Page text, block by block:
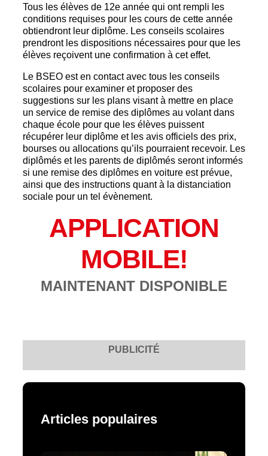
Tous les élèves de 12e année qui ont rempli les
conditions requises pour les cours de cette année
obtiendront leur diplôme. Les conseils scolaires
prendront les dispositions nécessaires pour que les
élèves reçoivent une confirmation à cet effet.
Le BSEO est en contact avec tous les conseils
scolaires pour examiner et proposer des
suggestions sur les plans visant à mettre en place
un service de remise des diplômes au volant dans
chaque école pour que les élèves puissent
récupérer leur diplôme et les avis officiels des prix,
bourses ou allocations qu’ils pourraient recevoir. Les
diplômés et les parents de diplômés seront informés
si une remise des diplômes en voiture est prévue,
ainsi que des instructions quant à la distanciation
sociale pour un tel évènement.
APPLICATION
MOBILE!
MAINTENANT DISPONIBLE
PUBLICITÉ
Articles populaires